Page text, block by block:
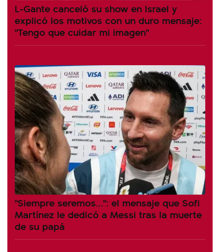
L-Gante canceló su show en Israel y
explicó los motivos con un duro mensaje:
"Tengo que cuidar mi imagen"
"Siempre seremos...": el mensaje que Sofi
Martínez le dedicó a Messi tras la muerte
de su papá